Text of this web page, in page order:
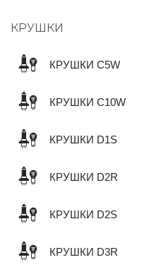
КРУШКИ
КРУШКИ C5W
КРУШКИ C10W
КРУШКИ D1S
КРУШКИ D2R
КРУШКИ D2S
КРУШКИ D3R